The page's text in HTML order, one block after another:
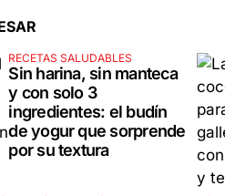
RECETAS SALUDABLES
Sin harina, sin manteca
y con solo 3
ingredientes: el budín
de yogur que sorprende
por su textura